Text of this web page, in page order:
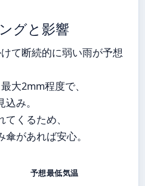
グと影響
て断続的に弱い雨が予想
大2mm程度で、
み。
くるため、
があれば安心。
予想最低気温